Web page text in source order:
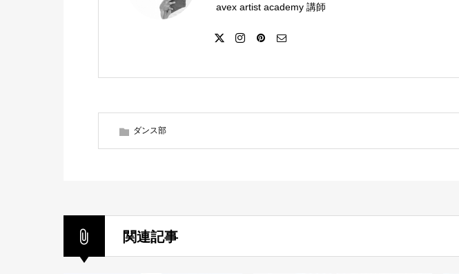
avex artist academy 講師
ダンス部
関連記事